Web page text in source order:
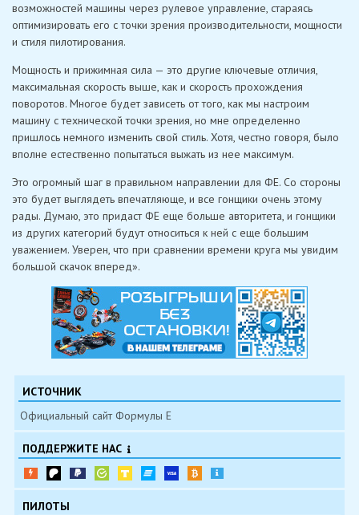
возможностей машины через рулевое управление, стараясь
оптимизировать его с точки зрения производительности, мощности
и стиля пилотирования.
Мощность и прижимная сила — это другие ключевые отличия,
максимальная скорость выше, как и скорость прохождения
поворотов. Многое будет зависеть от того, как мы настроим
машину с технической точки зрения, но мне определенно
пришлось немного изменить свой стиль. Хотя, честно говоря, было
вполне естественно попытаться выжать из нее максимум.
Это огромный шаг в правильном направлении для ФE. Со стороны
это будет выглядеть впечатляюще, и все гонщики очень этому
рады. Думаю, это придаст ФE еще больше авторитета, и гонщики
из других категорий будут относиться к ней с еще большим
уважением. Уверен, что при сравнении времени круга мы увидим
большой скачок вперед».
ИСТОЧНИК
Официальный сайт Формулы Е
ПОДДЕРЖИТЕ НАС
ПИЛОТЫ